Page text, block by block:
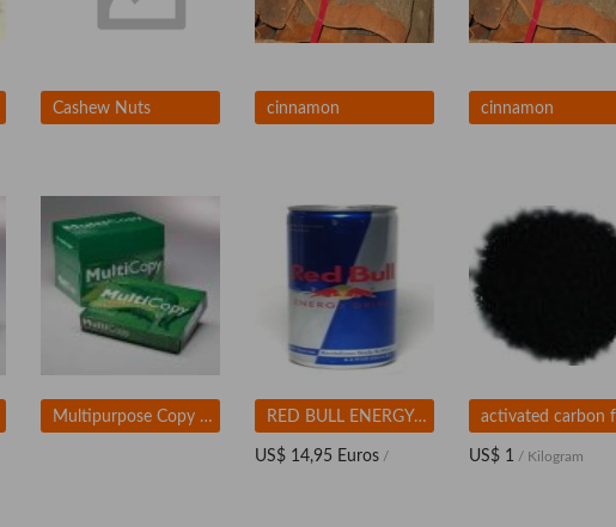
Cashew Nuts cinnamon cinnamon
Multipurpose Copy Paper RED BULL ENERGY DRINK
US$ 14,95 Euros / US$ 1 / Kilogram